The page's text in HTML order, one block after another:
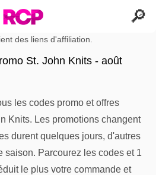
des liens d'affiliation.
St. John Knits - août
les codes promo et offres
Knits. Les promotions changent
durent quelques jours, d'autres
saison. Parcourez les codes et 1
le plus votre commande et